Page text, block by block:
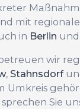
mit
in Berlin und
wir
, Stahnsdorf
Umkreis
Sie